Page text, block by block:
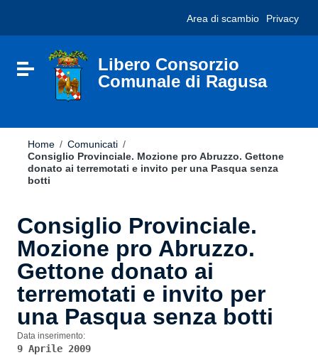
sito
include
Vai al footer
Area di scambio Privacy
Attiva / disattiva la navigazione
Libero Consorzio
Comunale di Ragusa
Home / Comunicati /
Consiglio Provinciale. Mozione pro Abruzzo. Gettone
donato ai terremotati e invito per una Pasqua senza
botti
Consiglio Provinciale.
Mozione pro Abruzzo.
Gettone donato ai
terremotati e invito per
una Pasqua senza botti
Data inserimento:
9 Aprile 2009